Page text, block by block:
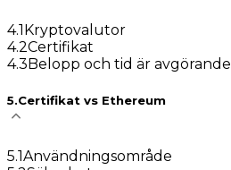
4.1 Kryptovalutor
4.2Certifikat
4.3 Belopp och tid är avgörande
5.Certifikat vs Ethereum
5.1Användningsområde